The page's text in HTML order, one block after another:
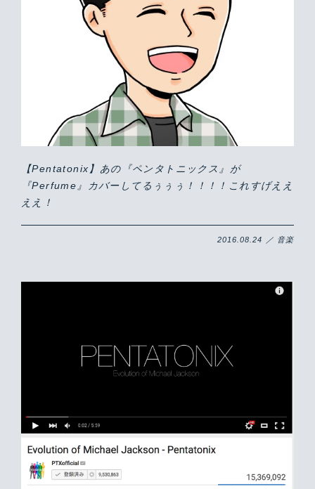
【Pentatonix】あの『ペンタトニックス』が
『Perfume』カバーしてるぅぅぅ！！！！これすげええ
ええ！
2016.08.24 ／ 音楽